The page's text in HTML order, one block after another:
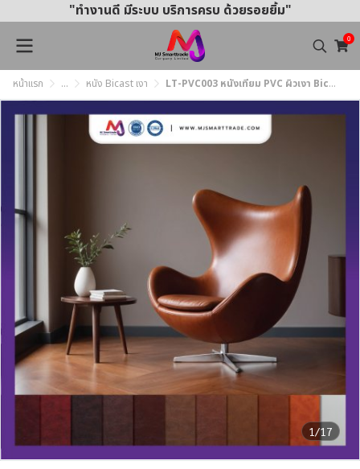
"ทำงานดี มีระบบ บริการครบ ด้วยรอยยิ้ม"
0
หน้าแรก ... หนัง Bicast เงา LT-PVC003 หนังเทียม PVC ผิวเงา Bicast หน้ากว้าง 145 ± 3 ซม. หนา 0.7 มม.
1/17